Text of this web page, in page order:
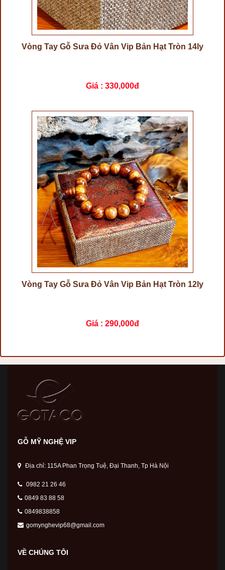
Vòng Tay Gỗ Sưa Đỏ Vân Vip Bản Hạt Tròn 14ly
Giá : 330,000đ
Vòng Tay Gỗ Sưa Đỏ Vân Vip Bản Hạt Tròn 12ly
Giá : 290,000đ
GỖ MỸ NGHỆ VIP
Địa chỉ: 115A Phan Trọng Tuệ, Đại Thanh, Tp Hà Nội
0982 21 26 46
0849 83 88 58
0849838858
gomynghevip68@gmail.com
VỀ CHÚNG TÔI